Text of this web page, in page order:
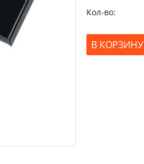
Кол-во:
В КОРЗИНУ